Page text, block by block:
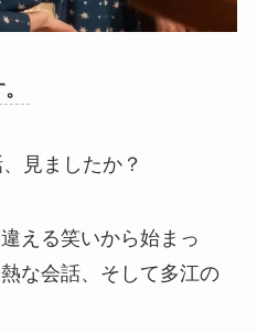
見ましたか？
える笑いから始まっ
な会話、そして多江の